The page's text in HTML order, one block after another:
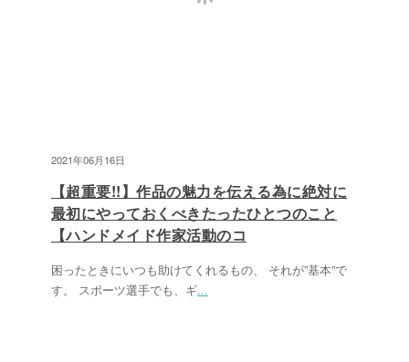
2021年06月16日
【超重要!!】作品の魅力を伝える為に絶対に
最初にやっておくべきたったひとつのこと
【ハンドメイド作家活動のコ
困ったときにいつも助けてくれるもの、 それが”基本”で
す。 スポーツ選手でも、ギ...